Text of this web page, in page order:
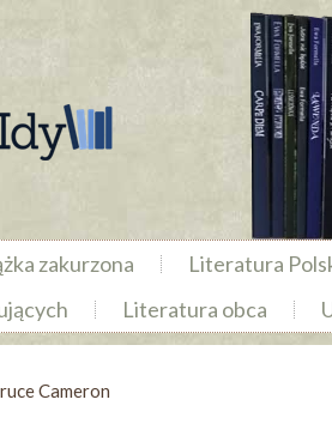
zakurzona Literatura
Literatura obca
Cameron